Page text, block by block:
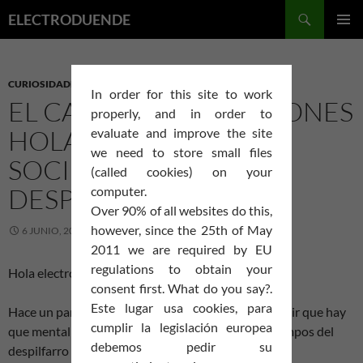
In order for this site to work
properly, and in order to
evaluate and improve the site
we need to store small files
(called cookies) on your
computer.
Over 90% of all websites do this,
however, since the 25th of May
2011 we are required by EU
regulations to obtain your
consent first. What do you say?.
Este lugar usa cookies, para
cumplir la legislación europea
debemos pedir su
ELECTRODUENDE
CURIOSIDADES
EL CAFÉ DE REPARACIONES
HOLANDÉS VS LA
SOCIEDAD DEL
DESPILFARRO
6 JUNIO, 2012 ELDUENDE 2 COMENTARIOS
Hola electroduendes!,
Hace un par de días escuchaba a un economista decir que hay
que mentalizarse a que nunca más volverán los tiempos del
despilfarro y el nivel de vida al que nos habíamos